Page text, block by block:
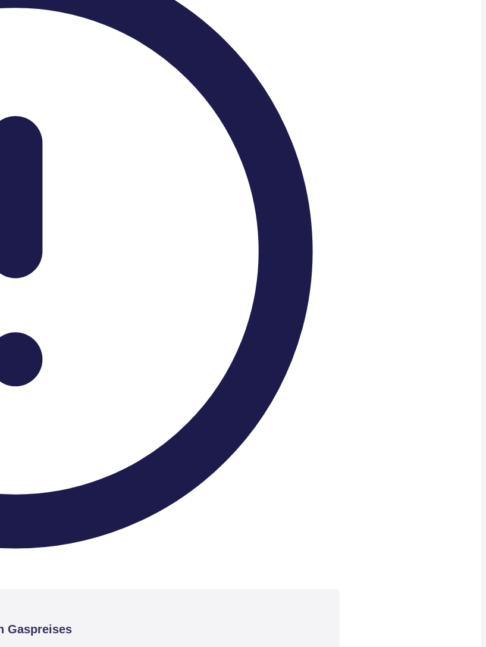
Gaspreises